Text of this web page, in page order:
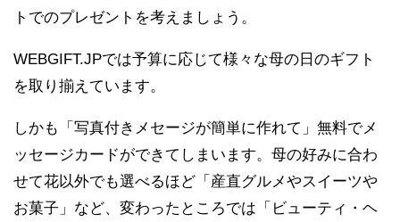
トでのプレゼントを考えましょう。
WEBGIFT.JPでは予算に応じて様々な母の日のギフト
を取り揃えています。
しかも「写真付きメセージが簡単に作れて」無料でメ
ッセージカードができてしまいます。母の好みに合わ
せて花以外でも選べるほど「産直グルメやスイーツや
お菓子」など、変わったところでは「ビューティ・ヘ